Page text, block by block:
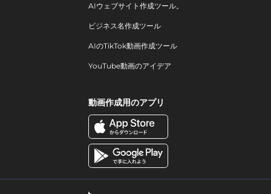
AIウェブサイト作成ツール。
ビジネス名作成ツール
AIのTikTok動画作成ツール
YouTube動画のアイデア
動画作成用のアプリ